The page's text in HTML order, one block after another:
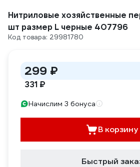
Нитриловые хозяйственные
шт размер L черные 407796
Код товара: 29981780
299 ₽
331 ₽
Начислим 3 бонуса
В корзину
Быстрый